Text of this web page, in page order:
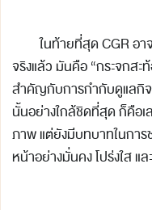
ในท้ายที่สุด CGR อา
จริงแล้ว มันคือ “กระจกสะ
สำคัญกับการกำกับดูแลกิจ
นั้นอย่างใกล้ชิดที่สุด ก็คือเ
ภาพ แต่ยังมีบทบาทในการ
หน้าอย่างมั่นคง โปร่งใส แ